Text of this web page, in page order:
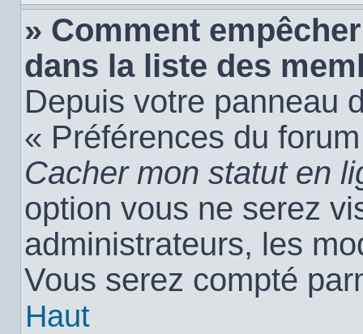
» Comment
dans la liste des
Depuis votre panneau
« Préférences du
Cacher mon statut en
option vous ne serez
administrateurs, les
Vous serez compté
Haut